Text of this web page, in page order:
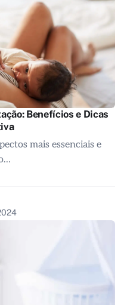
Benefícios e Dicas
mais essenciais e